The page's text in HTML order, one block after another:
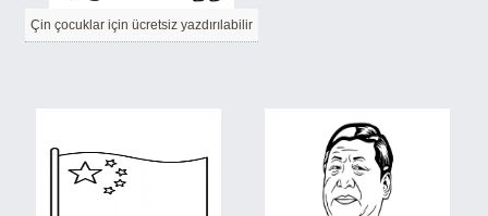
Çin çocuklar için ücretsiz yazdırılabilir